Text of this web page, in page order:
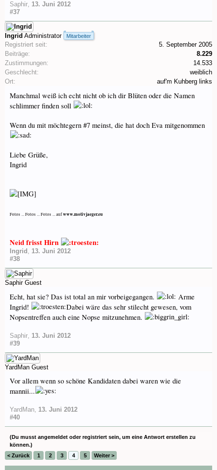
Saphir, 13. Juni 2012
#37
Ingrid Administrator Mitarbeiter
Registriert seit:
5. September 2005
Beiträge:
8.229
Zustimmungen:
14.533
Geschlecht:
weiblich
Ort:
auf'm Kuhberg links
Manchmal weiß ich echt nicht ob ich dir Blüten oder die Namen
schlimmer finden soll
Wenn du mit möchtegern #7 meinst, die hat doch Eva mitgenommen
Liebe Grüße,
Ingrid
Fotos ... Fotos ... Fotos ... aufwww.motivjaeger.eu
Neid frisst Hirn
Ingrid , 13. Juni 2012
#38
Saphir Guest
Echt, hat sie? Das ist total an mir vorbeigegangen.
Arme
Ingrid!
Dabei wäre das sehr stilecht gewesen, vom
Nopsentreffen auch eine Nopse mitzunehmen.
Saphir, 13. Juni 2012
#39
YardMan Guest
Vor allem wenn so schöne Kandidaten dabei waren wie die
mannii...
YardMan, 13. Juni 2012
#40
(Du musst angemeldet oder registriert sein, um eine Antwort erstellen zu
können.)
< Zurück
1 2 3 4 5 Weiter >